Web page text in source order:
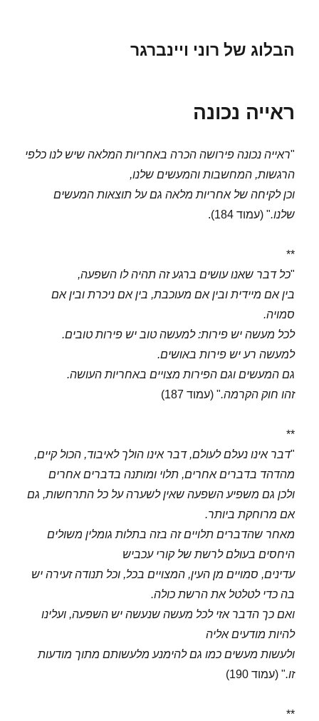
הבלוג של רוני ויינברגר
ראייה נכונה
"ראייה נכונה פירושה הכרה באחריות המלאה שיש לנו כלפי
הרגשות, המחשבות והמעשים שלנו,
וכן לקיחה של אחריות מלאה גם על תוצאות המעשים
שלנו." (עמוד 184).
**
"כל דבר שאנו עושים ברגע זה תהיה לו השפעה,
בין אם מיידית ובין אם מעוכבת, בין אם ניכרת ובין אם
סמויה.
לכל מעשה יש פירות: למעשה טוב יש פירות טובים.
למעשה רע יש פירות באושים.
גם המעשים וגם הפירות מצויים באחריות העושה.
זהו חוק הקרמה." (עמוד 187)
**
"דבר אינו נעלם לעולם, דבר אינו הולך לאיבוד, הכול קיים,
מהדהד בדברים אחרים, תלוי ומותנה בדברים אחרים
ולכן גם משפיע השפעה שאין לשערה על כל התרחשות, גם
אם מרוחקת ביותר.
מאחר שהדברים תלויים זה בזה בתלות גומלין משולים
היחסים בעולם לרשת של קורי עכביש
עדינים, סמויים מן העין, המצויים בכל, וכל תנודה זעירה יש
בה כדי לטלטל את הרשת כולה.
ואם כך הדבר אזי לכל מעשה שנעשה יש השפעה, ועלינו
להיות מודעים אליה
ולעשות מעשים כמו גם להימנע מלעשותם מתוך מודעות
זו." (עמוד 190)
**